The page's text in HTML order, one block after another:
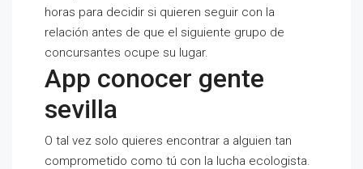
horas para decidir si quieren seguir con la
relación antes de que el siguiente grupo de
concursantes ocupe su lugar.
App conocer gente
sevilla
O tal vez solo quieres encontrar a alguien tan
comprometido como tú con la lucha ecologista.